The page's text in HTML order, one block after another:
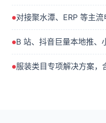
对接聚水潭、ERP 等主
B 站、抖音巨量本地推、
服装类目专项解决方案，